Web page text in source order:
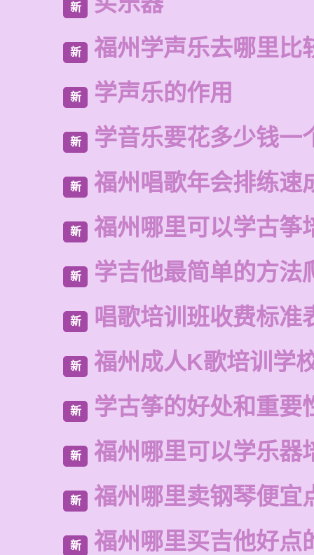
新
新 福州学声乐去哪里比
新 学声乐的作用
新 学音乐要花多少钱一
新 福州唱歌年会排练速
新 福州哪里可以学古筝
新 学吉他最简单的方法
新 唱歌培训班收费标准
新 福州成人K歌培训学
新 学古筝的好处和重要
新 福州哪里可以学乐器
新 福州哪里卖钢琴便宜
新 福州哪里买吉他好点